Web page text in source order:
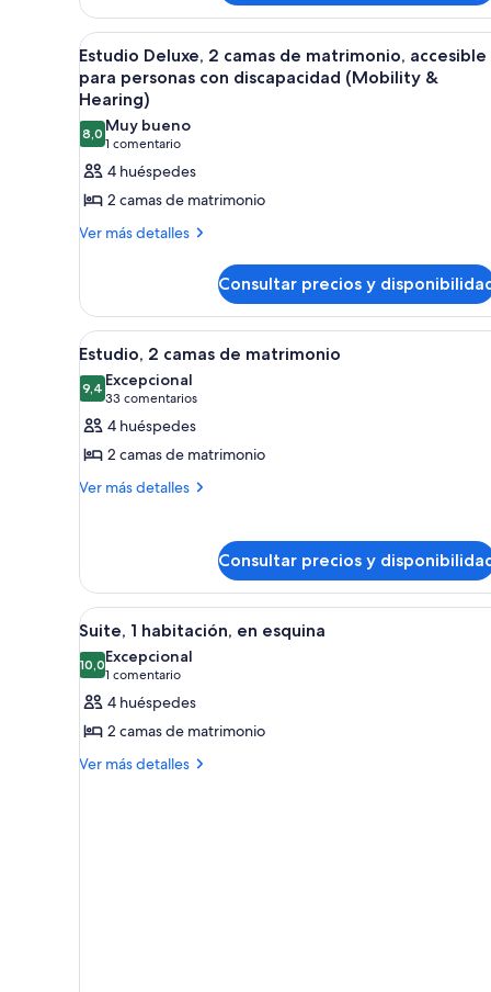
1
habitación
Abrir
todas
las
fotos
de
Estudio
Deluxe,
camas
accesible
para
personas
con
discapacidad
(Mobility
Hearing)
Habitación de hotel con dos
15
Estudio Deluxe, 2 camas de matrimonio, accesible
para personas con discapacidad (Mobility &
Hearing)
8,08,0 de 10
Muy bueno
1 comentario
(1 comentario)
4 huéspedes
2 camas de matrimonio
Ver más detalles
Más
Deluxe,
camas
matrimonio,
accesible
para
personas
discapacidad
Consultar precios y
Abrir
todas
las
fotos
de
Estudio,
2
Habitación de hotel con dos
14
Estudio, 2 camas de matrimonio
9,49,4 de 10
Excepcional
33 comentarios
(33 comentarios)
4 huéspedes
2 camas de matrimonio
Ver más detalles
Más
camas
de
matrimonio
Consultar precios y
Abrir
todas
las
fotos
de
Suite,
1
Habitación de hotel con dos
12
Suite, 1 habitación, en esquina
10,010,0 de 10
Excepcional
1 comentario
(1 comentario)
4 huéspedes
2 camas de matrimonio
Ver más detalles
Más